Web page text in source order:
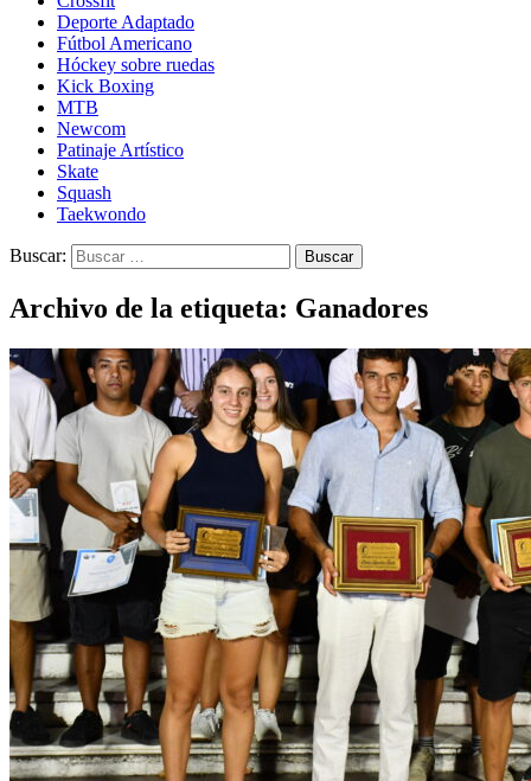
Deporte Adaptado
Fútbol Americano
Hóckey sobre ruedas
Kick Boxing
MTB
Newcom
Patinaje Artístico
Skate
Squash
Taekwondo
Buscar:
Archivo de la etiqueta: Ganadores